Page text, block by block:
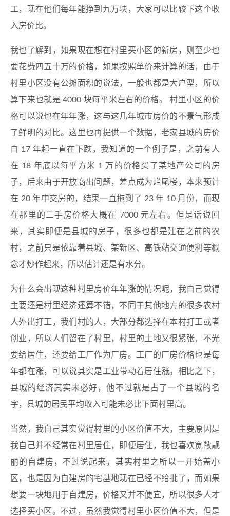
工，现在他们每年能挣到九万块，大家可以比较下这个收
入房价比。
我也了解到，如果现在想在村里买小区的新房，则至少也
要花费四五十万的价格，如果按照单价来计算的话，由于
村里小区没有公摊面积的说法，一般也都是大户型，所以
算下来也就是 4000 块每平米左右的价格。 村里小区的价
格可以说也在年年涨，这与这几年城市房价的不景气形成
了鲜明的对比。这里也再提供一个数据，老家县城的房价
自 17 年起一直在下跌，我知道的一个例子是，之前有人
在 18 年底以每平方米 1 万的价格买了某地产公司的房
子，后来由于开放商出问题，差点成为烂尾楼，本来预计
在 20 年中交房的，结果一直拖到了 23 年 10 月份，而现
在那里的二手房价格大概在 7000 元左右。但是话说回
来，其实即便是县城的房子，很多也都是建在之前的农
村，之前只是依靠着县城、某新区、高铁站交通便利等概
念才炒作起来，所以估计还是有水分。
为什么会出现这种村里房价年年涨的情况呢，我自己觉得
主要还是村里经济还算不错，不同于其他地方的很多农村
人外出打工，我们村的人，大部分都选择在本村打工或者
创业，所以人们留在了村里，村里的土地又很紧张，不光
要给居住，还要给工厂作为厂房。工厂的厂房价格也是每
年都在涨，可以说其实是工业带动着居住涨。相比之下，
县城的经济其实未必好，他不过就是占了一个县城的名
字，县城的居民平均收入可能未必比下面村里高。
当然，我自己其实觉得村里的小区价值不大，主要原因是
我自己并不经常在村里居住，即便居住，我也喜欢宽敞靓
丽的自建房，不过说起来，其实村里之所以一开始盖小
区，也是因为自建房的宅基地现在已经不给批了，而如果
想要一块地用于自建房，价格又并不便宜，所以很多人才
选择买小区。不过，虽然我觉得村里小区价值不大，但是